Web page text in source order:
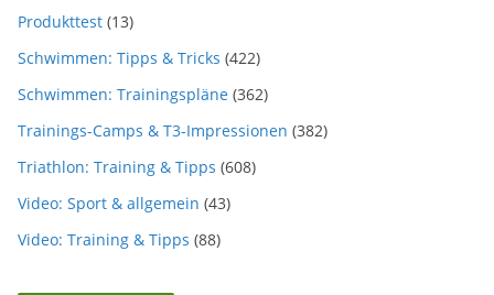
Produkttest (13)
Schwimmen: Tipps & Tricks (422)
Schwimmen: Trainingspläne (362)
Trainings-Camps & T3-Impressionen (382)
Triathlon: Training & Tipps (608)
Video: Sport & allgemein (43)
Video: Training & Tipps (88)